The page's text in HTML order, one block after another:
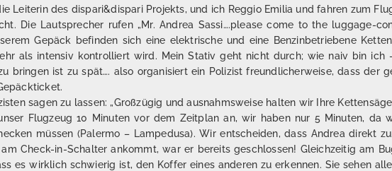
Leiterin des dispari&dispari Projekts, und ich Reggio Emilia und fahren zum
Die Lautsprecher rufen „Mr. Andrea Sassi….please come to the luggage-
Gepäck befinden sich eine elektrische und eine Benzinbetriebene
als intensiv kontrolliert wird. Mein Stativ geht nicht durch; wie naiv bin ich
bringen ist zu spät…. also organisiert ein Polizist freundlicherweise, dass der
sagen zu lassen: „Großzügig und ausnahmsweise halten wir Ihre Kettensäge
Flugzeug 10 Minuten vor dem Zeitplan an, wir haben nur 5 Minuten, da
müssen (Palermo – Lampedusa). Wir entscheiden, dass Andrea direkt
Check-in-Schalter ankommt, war er bereits geschlossen! Gleichzeitig am
es wirklich schwierig ist, den Koffer eines anderen zu erkennen. Sie sehen